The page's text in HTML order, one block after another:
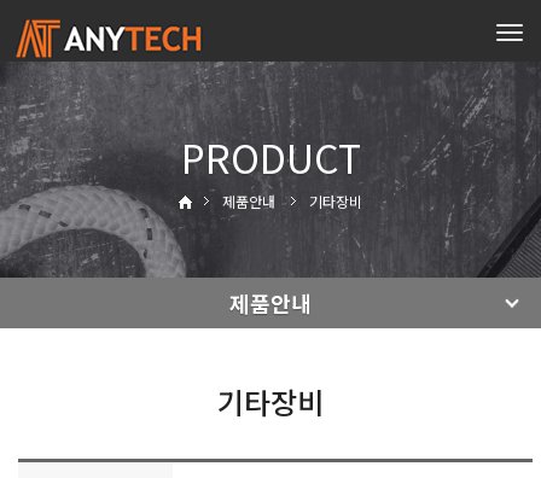
PRODUCT
제품안내 기타장비
제품안내
기타장비